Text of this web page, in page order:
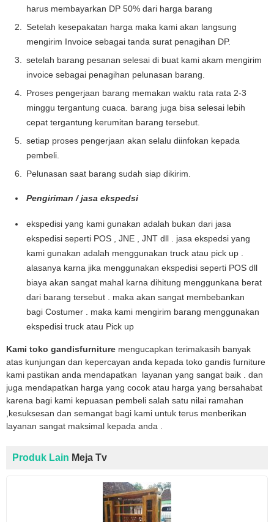
harus membayarkan DP 50% dari harga barang
Setelah kesepakatan harga maka kami akan langsung
mengirim Invoice sebagai tanda surat penagihan DP.
setelah barang pesanan selesai di buat kami akam mengirim
invoice sebagai penagihan pelunasan barang.
Proses pengerjaan barang memakan waktu rata rata 2-3
minggu tergantung cuaca. barang juga bisa selesai lebih
cepat tergantung kerumitan barang tersebut.
setiap proses pengerjaan akan selalu diinfokan kepada
pembeli.
Pelunasan saat barang sudah siap dikirim.
Pengiriman / jasa ekspedsi
ekspedisi yang kami gunakan adalah bukan dari jasa
ekspedisi seperti POS , JNE , JNT dll . jasa ekspedsi yang
kami gunakan adalah menggunakan truck atau pick up .
alasanya karna jika menggunakan ekspedisi seperti POS dll
biaya akan sangat mahal karna dihitung menggunkana berat
dari barang tersebut . maka akan sangat membebankan
bagi Costumer . maka kami mengirim barang menggunakan
ekspedisi truck atau Pick up
Kami toko gandisfurniture mengucapkan terimakasih banyak
atas kunjungan dan kepercayan anda kepada toko gandis furniture
kami pastikan anda mendapatkan layanan yang sangat baik . dan
juga mendapatkan harga yang cocok atau harga yang bersahabat
karena bagi kami kepuasan pembeli salah satu nilai ramahan
,kesuksesan dan semangat bagi kami untuk terus menberikan
layanan sangat maksimal kepada anda .
Produk Lain Meja Tv